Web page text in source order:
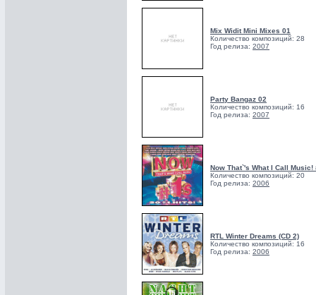
Mix Widit Mini Mixes 01
Количество композиций: 28
Год релиза: 2007
Party Bangaz 02
Количество композиций: 16
Год релиза: 2007
Now That`'s What I Call Music!
Количество композиций: 20
Год релиза: 2006
RTL Winter Dreams (CD 2)
Количество композиций: 16
Год релиза: 2006